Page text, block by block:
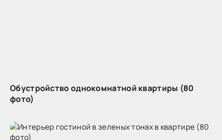
Обустройство однокомнатной квартиры (80
фото)